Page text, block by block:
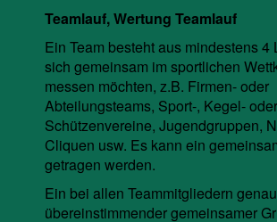
Teamlauf, Wertung Teamlauf
Ein Team besteht aus mindestens 4
sich gemeinsam im sportlichen
messen möchten, z.B. Firmen- oder
Abteilungsteams, Sport-, Kegel- oder
Schützenvereine, Jugendgruppen,
Cliquen usw. Es kann ein
getragen werden.
Ein bei allen Teammitgliedern genau
übereinstimmender gemeinsamer